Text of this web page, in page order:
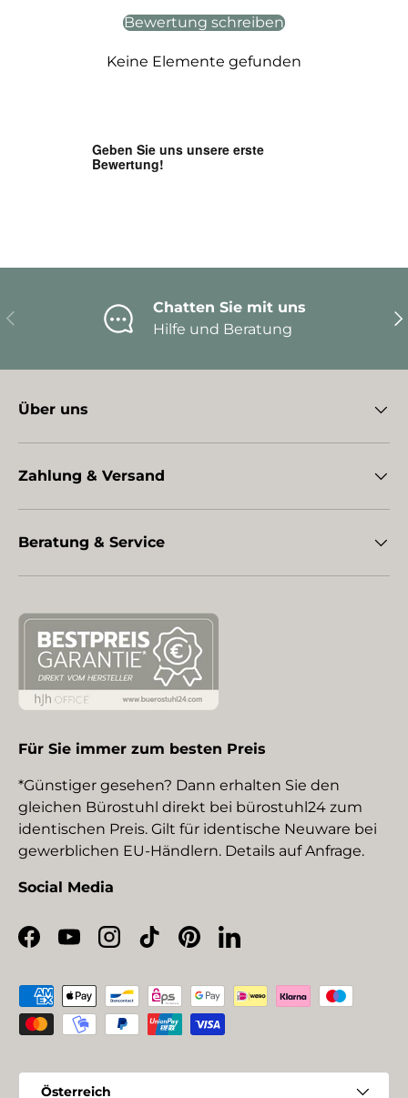
Bewertung schreiben
Keine Elemente gefunden
Vorherige
Chatten Sie mit uns
Hilfe und Beratung
Über uns
Zahlung & Versand
Beratung & Service
Für Sie immer zum besten Preis
*Günstiger gesehen? Dann erhalten Sie den
gleichen Bürostuhl direkt bei bürostuhl24 zum
identischen Preis. Gilt für identische Neuware bei
gewerblichen EU-Händlern. Details auf Anfrage.
Social Media
Facebook
YouTubeInstagram
TikTokPinterestLinkedIn
Zahlungsmethoden
Land/Region
Österreich